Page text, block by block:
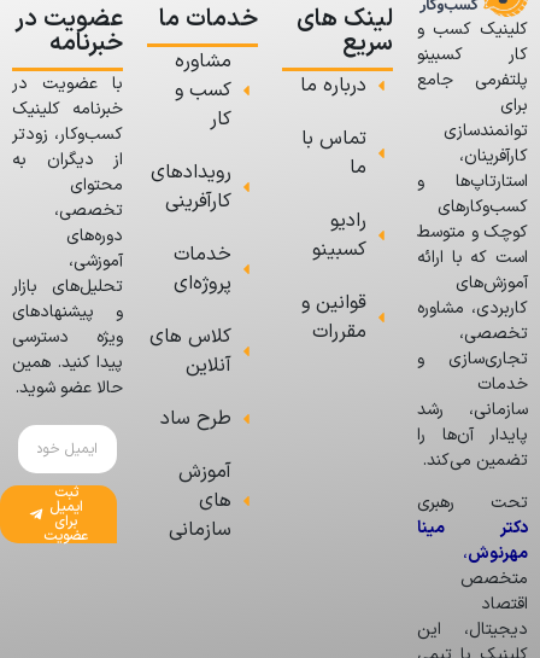
کلینیک کسب و
کار کسبینو
پلتفرمی جامع
برای
توانمندسازی
کارآفرینان،
استارتاپ‌ها و
کسب‌وکارهای
کوچک و متوسط
است که با ارائه
آموزش‌های
کاربردی، مشاوره
تخصصی،
تجاری‌سازی و
خدمات
سازمانی، رشد
پایدار آن‌ها را
تضمین می‌کند.
تحت رهبری
دکتر مینا
مهرنوش،
متخصص
اقتصاد
دیجیتال، این
لینک های
سریع
درباره ما
تماس با
ما
رادیو
کسبینو
قوانین و
مقررات
خدمات ما
مشاوره
کسب و
کار
رویدادهای
کارآفرینی
خدمات
پروژه‌ای
کلاس های
آنلاین
طرح ساد
آموزش
های
سازمانی
عضویت در
خبرنامه
با عضویت در
خبرنامه کلینیک
کسب‌وکار، زودتر
از دیگران به
محتوای
تخصصی،
دوره‌های
آموزشی،
تحلیل‌های بازار
و پیشنهادهای
ویژه دسترسی
پیدا کنید. همین
حالا عضو شوید.
ثبت
ایمیل
برای
عضویت